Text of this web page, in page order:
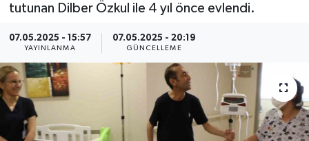
tutunan Dilber Özkul ile 4 yıl önce evlendi.
07.05.2025 - 15:57
YAYINLANMA
07.05.2025 - 20:19
GÜNCELLEME